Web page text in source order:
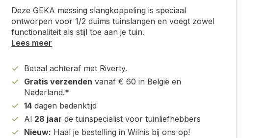
Deze GEKA messing slangkoppeling is speciaal
ontworpen voor 1/2 duims tuinslangen en voegt zowel
functionaliteit als stijl toe aan je tuin.
Lees meer
Betaal achteraf met Riverty.
Gratis verzenden vanaf € 60 in België en
Nederland.*
14 dagen bedenktijd
Al 28 jaar de tuinspecialist voor tuinliefhebbers
Nieuw: Haal je bestelling in Wilnis bij ons op!